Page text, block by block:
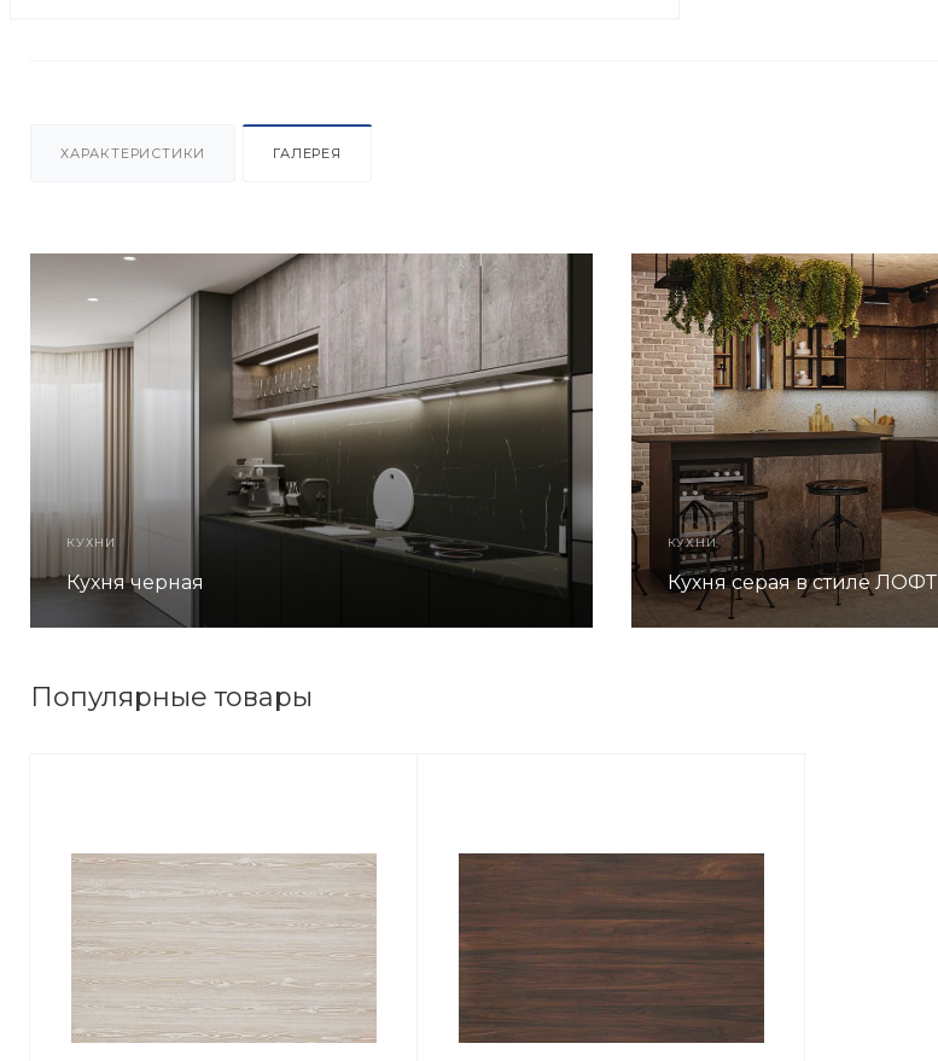
ХАРАКТЕРИСТИКИ ГАЛЕРЕЯ
КУХНИ
Кухня черная
КУХНИ
Кухня серая в стиле ЛОФТ
Популярные товары